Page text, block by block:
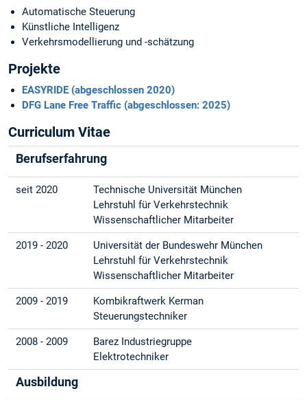
Automatische Steuerung
Künstliche Intelligenz
Verkehrsmodellierung und -schätzung
Projekte
EASYRIDE (abgeschlossen 2020)
DFG Lane Free Traffic (abgeschlossen: 2025)
Curriculum Vitae
Berufserfahrung
seit 2020
Technische Universität München
Lehrstuhl für Verkehrstechnik
Wissenschaftlicher Mitarbeiter
2019 - 2020
Universität der Bundeswehr München
Lehrstuhl für Verkehrstechnik
Wissenschaftlicher Mitarbeiter
2009 - 2019
Kombikraftwerk Kerman
Steuerungstechniker
2008 - 2009
Barez Industriegruppe
Elektrotechniker
Ausbildung